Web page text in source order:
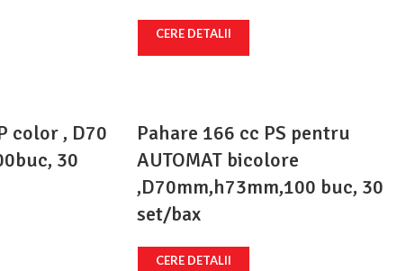
CERE DETALII
color , D70
30
Pahare 166 cc PS pentru
AUTOMAT bicolore
,D70mm,h73mm,100 buc, 30
set/bax
CERE DETALII